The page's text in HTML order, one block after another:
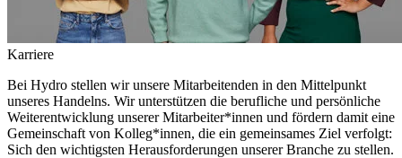
Karriere
Bei Hydro stellen wir unsere Mitarbeitenden in den Mittelpunkt
unseres Handelns. Wir unterstützen die berufliche und persönliche
Weiterentwicklung unserer Mitarbeiter*innen und fördern damit eine
Gemeinschaft von Kolleg*innen, die ein gemeinsames Ziel verfolgt:
Sich den wichtigsten Herausforderungen unserer Branche zu stellen.